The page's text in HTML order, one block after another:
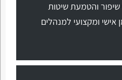
והטמעת שיטות
אישי ומקצועי למנהלים